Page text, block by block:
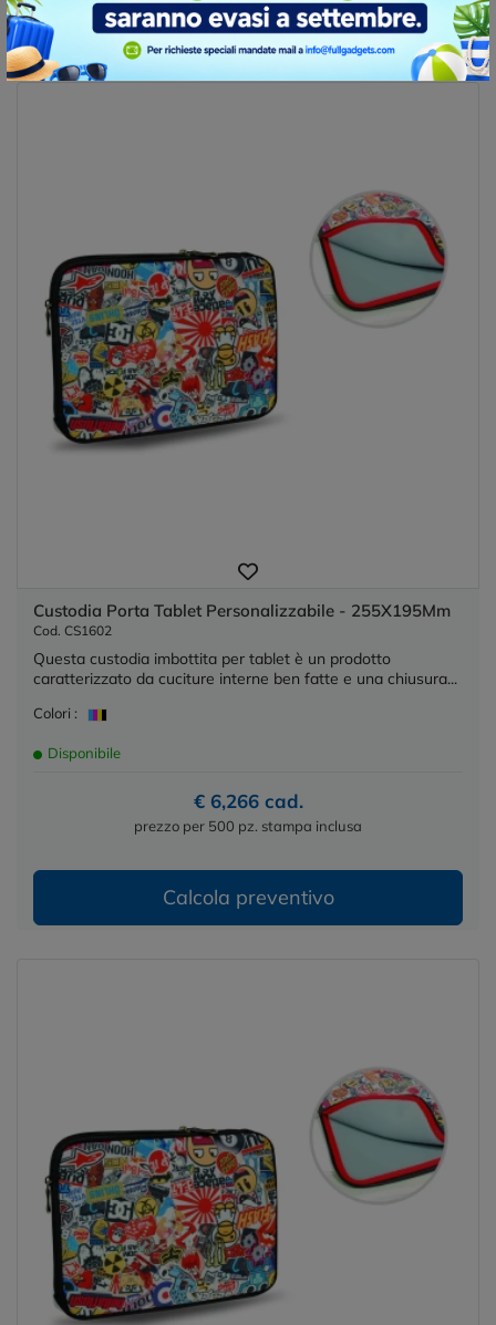
Calcola preventivo
Custodia Porta Tablet Personalizzabile - 255X195Mm
Cod. CS1602
Questa custodia imbottita per tablet è un prodotto
caratterizzato da cuciture interne ben fatte e una chiusura...
Colori :
Disponibile
€ 6,266 cad.
prezzo per 500 pz. stampa inclusa
Calcola preventivo